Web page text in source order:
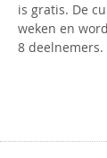
is gratis. De
weken en
8 deelnemers.